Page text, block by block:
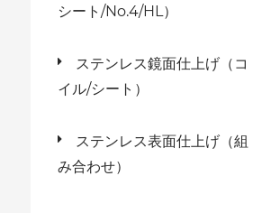
シート/No.4/HL）
ステンレス鏡面仕上げ（コ
イル/シート）
ステンレス表面仕上げ（組
み合わせ）